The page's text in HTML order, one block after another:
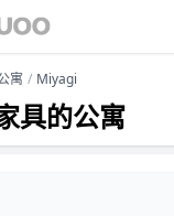
寓 Miyagi
具的公寓